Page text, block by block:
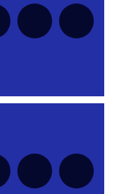
cette série pour